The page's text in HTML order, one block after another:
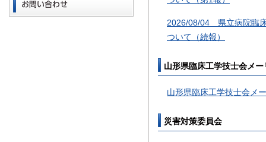
2026/08/04 県立病院臨
ついて（続報）
山形県臨床工学技士会メ
山形県臨床工学技士会メ
災害対策委員会